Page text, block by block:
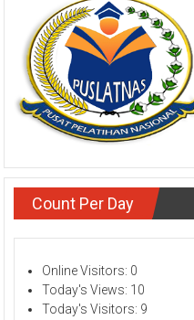
Count Per Day
Online Visitors: 0
Today's Views: 10
Today's Visitors: 9